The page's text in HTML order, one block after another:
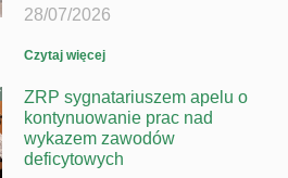
28/07/2026
Czytaj więcej
ZRP sygnatariuszem apelu o
kontynuowanie prac nad
wykazem zawodów
deficytowych